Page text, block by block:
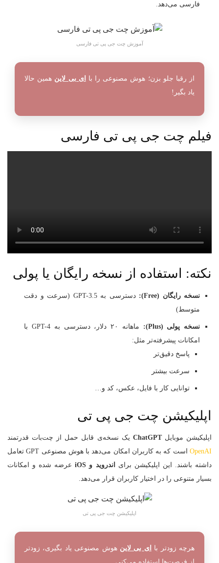
فارسی می‌دهد.
آموزش چت جی پی تی فارسی
از رقبا جلو بزن؛ هوش مصنوعی را با ای بی لاین همین حالا
یاد بگیر!
فیلم چت جی پی تی فارسی
نکته: استفاده از نسخه رایگان یا پولی
نسخه رایگان (Free):
دسترسی به GPT-3.5 (سرعت و دقت
متوسط)
نسخه پولی (Plus):
ماهانه ۲۰ دلار، دسترسی به GPT-4 با
امکانات پیشرفته‌تر مثل:
پاسخ دقیق‌تر
سرعت بیشتر
توانایی کار با فایل، عکس، کد و…
اپلیکیشن چت جی پی تی
اپلیکیشن موبایلChatGPT یک نسخه‌ی قابل حمل از چت‌بات قدرتمند
OpenAI
است که به کاربران امکان می‌دهد با هوش مصنوعی GPT تعامل
داشته باشند. این اپلیکیشن برای
اندروید و iOS
عرضه شده و امکانات
بسیار متنوعی را در اختیار کاربران قرار می‌دهد.
اپلیکیشن چت جی پی تی
هرچه زودتر با ای بی لاین هوش مصنوعی یاد بگیری، زودتر